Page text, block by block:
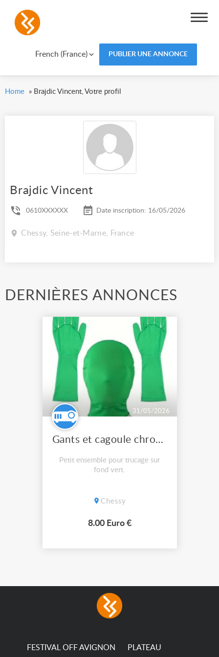
French (France) PUBLIER UNE ANNONCE
Home » Brajdic Vincent, Votre profil
Brajdic Vincent
0610XXXXXX Date inscription: 16/05/2026
Chessy, Seine-et-Marne, France
DERNIÈRES ANNONCES
31/05/2026
Gants et cagoule chromakey
Petit ensemble pour trucage sur
fond vert.
Chessy
8.00 Euro €
FESTIVAL OFF AVIGNON PLATEAU